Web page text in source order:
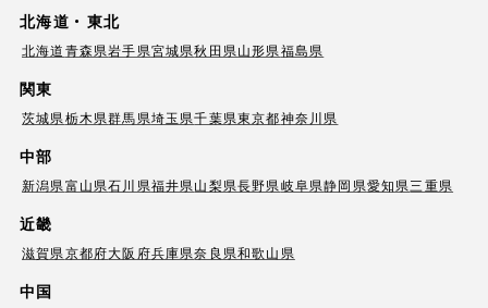
北海道・東北
北海道青森県岩手県宮城県秋田県山形県福島県
関東
茨城県栃木県群馬県埼玉県千葉県東京都神奈川県
中部
新潟県富山県石川県福井県山梨県長野県岐阜県静岡県愛知県三重県
近畿
滋賀県京都府大阪府兵庫県奈良県和歌山県
中国